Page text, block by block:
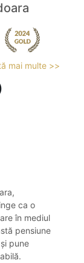
mai multe >>
ca o
în mediul
pensiune
pune